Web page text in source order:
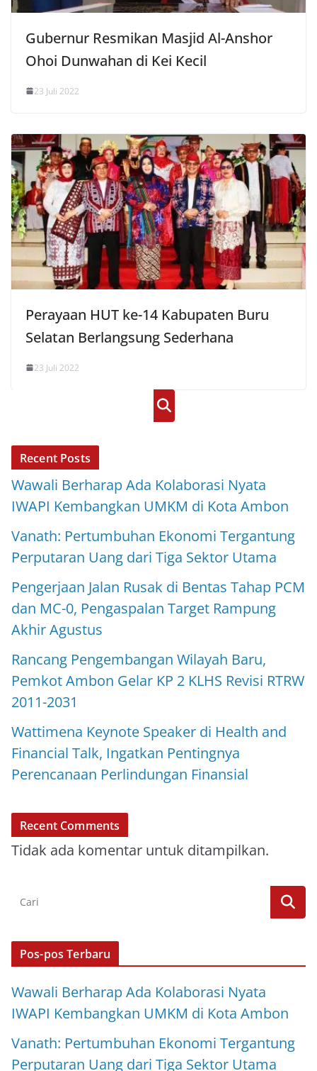
Gubernur Resmikan Masjid Al-Anshor
Ohoi Dunwahan di Kei Kecil
23 Juli 2022
Perayaan HUT ke-14 Kabupaten Buru
Selatan Berlangsung Sederhana
23 Juli 2022
Cari
Recent Posts
Wawali Berharap Ada Kolaborasi Nyata
IWAPI Kembangkan UMKM di Kota Ambon
Vanath: Pertumbuhan Ekonomi Tergantung
Perputaran Uang dari Tiga Sektor Utama
Pengerjaan Jalan Rusak di Bentas Tahap PCM
dan MC-0, Pengaspalan Target Rampung
Akhir Agustus
Rancang Pengembangan Wilayah Baru,
Pemkot Ambon Gelar KP 2 KLHS Revisi RTRW
2011-2031
Wattimena Keynote Speaker di Health and
Financial Talk, Ingatkan Pentingnya
Perencanaan Perlindungan Finansial
Recent Comments
Tidak ada komentar untuk ditampilkan.
Pos-pos Terbaru
Wawali Berharap Ada Kolaborasi Nyata
IWAPI Kembangkan UMKM di Kota Ambon
Vanath: Pertumbuhan Ekonomi Tergantung
Perputaran Uang dari Tiga Sektor Utama